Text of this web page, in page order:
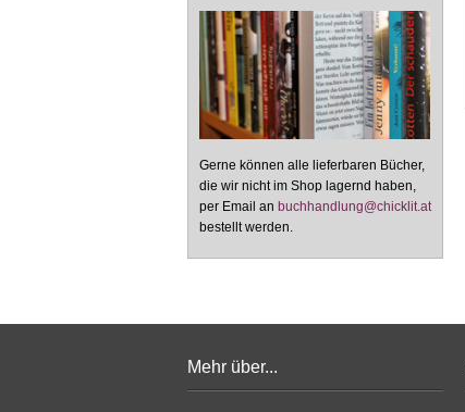
Gerne können alle lieferbaren Bücher,
die wir nicht im Shop lagernd haben,
per Email an buchhandlung@chicklit.at
bestellt werden.
The Adventures of
China Iron
Playboy
Mehr über...